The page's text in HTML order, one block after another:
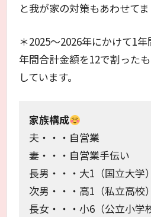
と我が家の対策もあわせてま
＊2025～2026年にかけて1年
年間合計金額を12で割った
しています。
家族構成
夫・・・自営業
妻・・・自営業手伝い
長男・・・大1（国立大学）
次男・・・高1（私立高校）
長女・・・小6（公立小学